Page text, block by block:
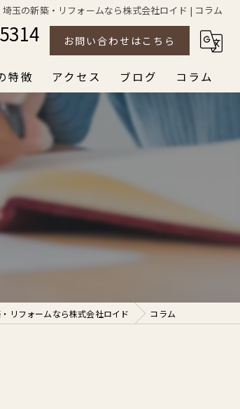
埼玉の新築・リフォームなら株式会社ロイド | コラム
お問い合わせはこちら
特徴 アクセス
株式会社ロイド
ブログ コラム
リフォームなら株式会社ロイド コラム